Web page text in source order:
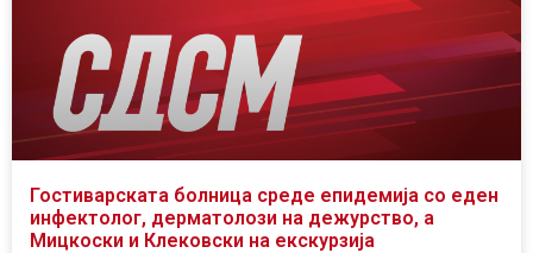
Гостиварската болница среде епидемија со еден
инфектолог, дерматолози на дежурство, а
Мицкоски и Клековски на екскурзија